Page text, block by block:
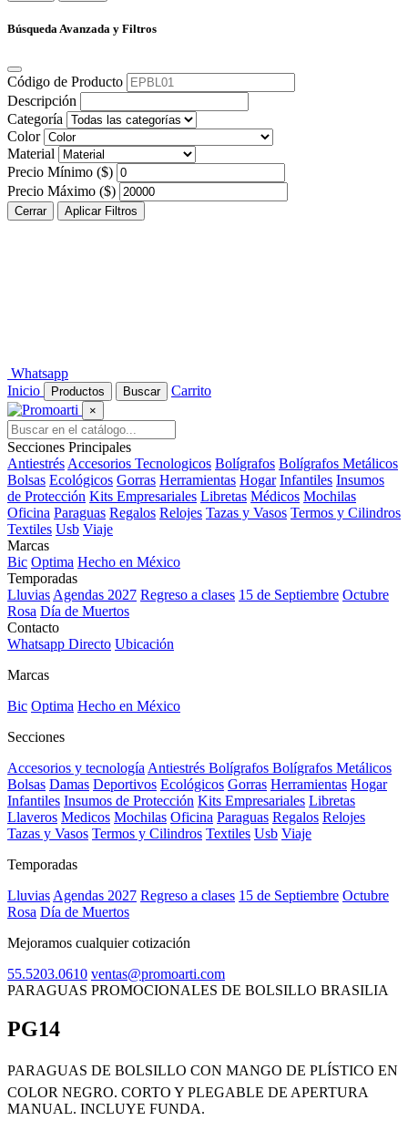
Búsqueda Avanzada y Filtros
Código de Producto
Descripción
Categoría
Color
Material
Precio Mínimo ($)
Precio Máximo ($)
Cerrar Aplicar Filtros
Whatsapp
Inicio
Productos Buscar Carrito
×
Secciones Principales
Antiestrés Accesorios Tecnologicos Bolígrafos Bolígrafos Metálicos
Bolsas Ecológicos Gorras Herramientas Hogar Infantiles Insumos
de Protección Kits Empresariales Libretas Médicos Mochilas
Oficina Paraguas Regalos Relojes Tazas y Vasos Termos y Cilindros
Textiles Usb Viaje
Marcas
Bic Optima Hecho en México
Temporadas
Lluvias Agendas 2027 Regreso a clases 15 de Septiembre Octubre
Rosa Día de Muertos
Contacto
Whatsapp Directo Ubicación
Marcas
Bic Optima Hecho en México
Secciones
Accesorios y tecnología Antiestrés Bolígrafos Bolígrafos Metálicos
Bolsas Damas Deportivos Ecológicos Gorras Herramientas Hogar
Infantiles Insumos de Protección Kits Empresariales Libretas
Llaveros Medicos Mochilas Oficina Paraguas Regalos Relojes
Tazas y Vasos Termos y Cilindros Textiles Usb Viaje
Temporadas
Lluvias Agendas 2027 Regreso a clases 15 de Septiembre Octubre
Rosa Día de Muertos
Mejoramos cualquier cotización
55.5203.0610 ventas@promoarti.com
PARAGUAS PROMOCIONALES DE BOLSILLO BRASILIA
PG14
PARAGUAS DE BOLSILLO CON MANGO DE PLÍSTICO EN
COLOR NEGRO. CORTO Y PLEGABLE DE APERTURA
MANUAL. INCLUYE FUNDA.